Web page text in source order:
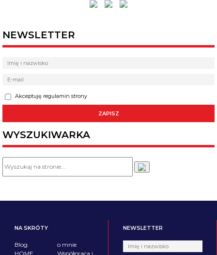
NEWSLETTER
Akceptuję regulamin strony
WYSZUKIWARKA
NA SKRÓTY
Blog
HOME
o mnie
Współpraca i
NEWSLETTER